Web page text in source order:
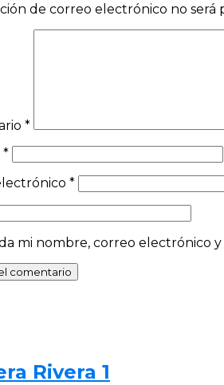
de correo electrónico no será
*
*
*
mi nombre, correo electrónico
Rivera 1